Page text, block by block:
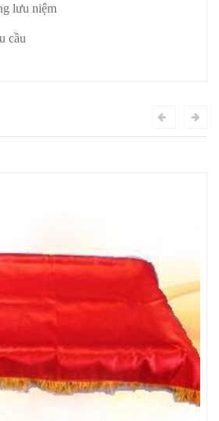
lưu niệm
cầu